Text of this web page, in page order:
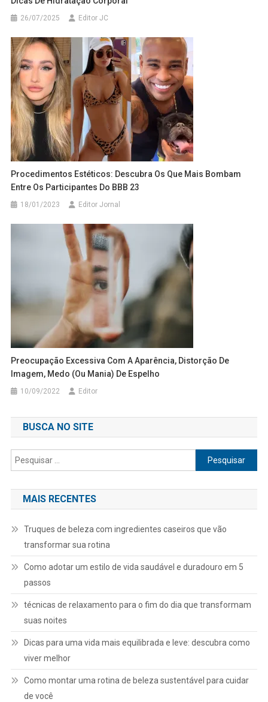
26/07/2025 Editor JC
Procedimentos Estéticos: Descubra Os Que Mais Bombam
Entre Os Participantes Do BBB 23
18/01/2023 Editor Jornal
Preocupação Excessiva Com A Aparência, Distorção De
Imagem, Medo (ou Mania) De Espelho
10/09/2022 Editor
BUSCA NO SITE
Pesquisar
por:
MAIS RECENTES
Truques de beleza com ingredientes caseiros que vão
transformar sua rotina
Como adotar um estilo de vida saudável e duradouro em 5
passos
técnicas de relaxamento para o fim do dia que transformam
suas noites
Dicas para uma vida mais equilibrada e leve: descubra como
viver melhor
Como montar uma rotina de beleza sustentável para cuidar
de você